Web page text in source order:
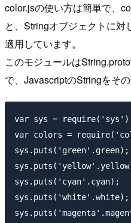
color.jsの使い方は簡単で、
と、Stringオブジェクトに
適用しています。
このモジュールは
で、JavascriptのStringをその
var sys =
var colors =
sys.puts('green'.green);
sys.puts('cyan'.cyan);
sys.puts('white'.white);